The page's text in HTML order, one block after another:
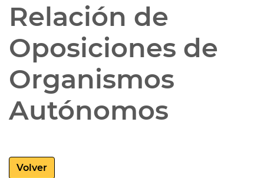
Relación de
Oposiciones de
Organismos
Autónomos
Volver